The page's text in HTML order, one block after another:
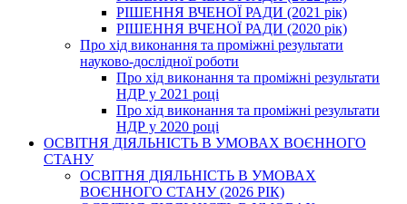
РІШЕННЯ ВЧЕНОЇ РАДИ (2021 рік)
РІШЕННЯ ВЧЕНОЇ РАДИ (2020 рік)
Про хід виконання та проміжні результати
науково-дослідної роботи
Про хід виконання та проміжні результати
НДР у 2021 році
Про хід виконання та проміжні результати
НДР у 2020 році
ОСВІТНЯ ДІЯЛЬНІСТЬ В УМОВАХ ВОЄННОГО
СТАНУ
ОСВІТНЯ ДІЯЛЬНІСТЬ В УМОВАХ
ВОЄННОГО СТАНУ (2026 РІК)